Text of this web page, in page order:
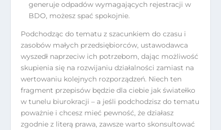
generuje odpadów wymagających rejestracji w
BDO, możesz spać spokojnie.
Podchodząc do tematu z szacunkiem do czasu i
zasobów małych przedsiębiorców, ustawodawca
wyszedł naprzeciw ich potrzebom, dając możliwość
skupienia się na rozwijaniu działalności zamiast na
wertowaniu kolejnych rozporządzeń. Niech ten
fragment przepisów będzie dla ciebie jak światełko
w tunelu biurokracji – a jeśli podchodzisz do tematu
poważnie i chcesz mieć pewność, że działasz
zgodnie z literą prawa, zawsze warto skonsultować